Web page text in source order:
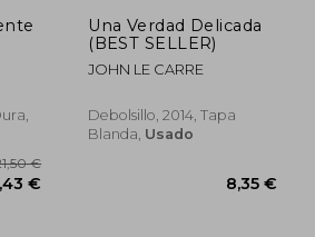
Una Verdad Delicada
(BEST SELLER)
JOHN LE CARRE
Debolsillo, 2014, Tapa
Blanda, Usado